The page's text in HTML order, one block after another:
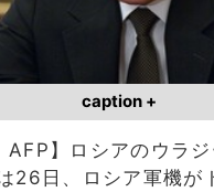
caption +
AFP】ロシアのウラ
26日、ロシア軍機が